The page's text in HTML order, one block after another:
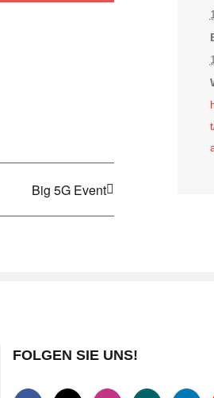
Big 5G Event
FOLGEN SIE UNS!